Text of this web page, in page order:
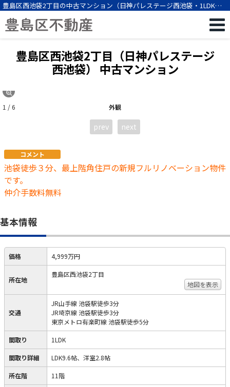
豊島区西池袋2丁目の中古マンション（日神パレステージ西池袋・1LDK・
池袋駅徒歩3分）[12498]
豊島区西池袋2丁目（日神パレステージ
西池袋） 中古マンション
外観
1 / 6
prev next
コメント
池袋徒歩３分、最上階角住戸の新規フルリノベーション物件
です。
仲介手数料無料
基本情報
価格 4,999万円
所在地
豊島区西池袋2丁目
地図を表示
交通
JR山手線 池袋駅徒歩3分
JR埼京線 池袋駅徒歩3分
東京メトロ有楽町線 池袋駅徒歩5分
間取り 1LDK
間取り詳細 LDK9.6帖、洋室2.8帖
所在階 11階